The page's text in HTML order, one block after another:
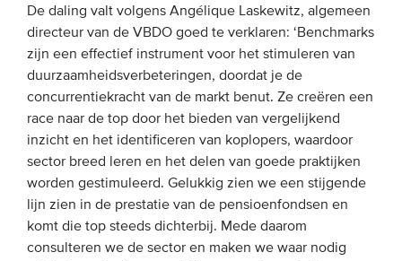
De daling valt volgens Angélique Laskewitz, algemeen
directeur van de VBDO goed te verklaren: ‘Benchmarks
zijn een effectief instrument voor het stimuleren van
duurzaamheidsverbeteringen, doordat je de
concurrentiekracht van de markt benut. Ze creëren een
race naar de top door het bieden van vergelijkend
inzicht en het identificeren van koplopers, waardoor
sector breed leren en het delen van goede praktijken
worden gestimuleerd. Gelukkig zien we een stijgende
lijn zien in de prestatie van de pensioenfondsen en
komt die top steeds dichterbij. Mede daarom
consulteren we de sector en maken we waar nodig